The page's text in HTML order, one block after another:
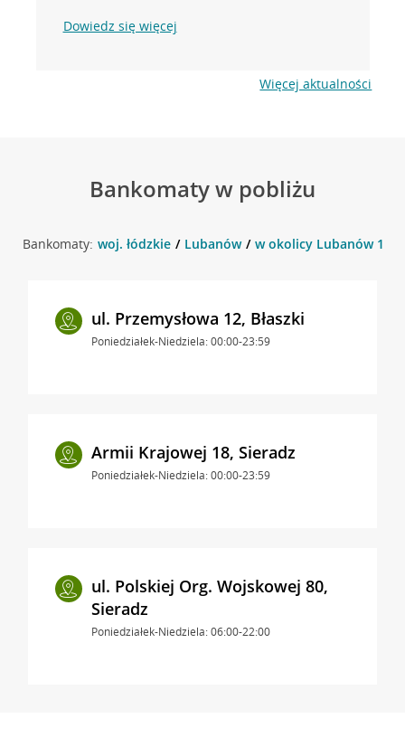
Dowiedz się więcej
Więcej aktualności
Bankomaty w pobliżu
Bankomaty: woj. łódzkie Lubanów w okolicy Lubanów 12 ,
ul. Przemysłowa 12, Błaszki
Poniedziałek-Niedziela: 00:00-23:59
Armii Krajowej 18, Sieradz
Poniedziałek-Niedziela: 00:00-23:59
ul. Polskiej Org. Wojskowej 80,
Sieradz
Poniedziałek-Niedziela: 06:00-22:00